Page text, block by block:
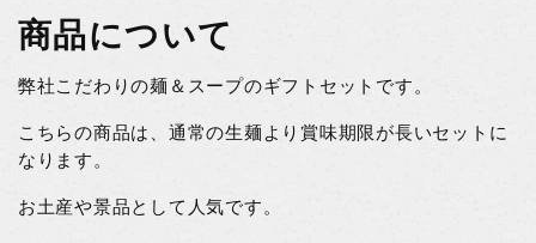
商品について
弊社こだわりの麺＆スープのギフトセットです。
こちらの商品は、通常の生麺より賞味期限が長いセットに
なります。
お土産や景品として人気です。